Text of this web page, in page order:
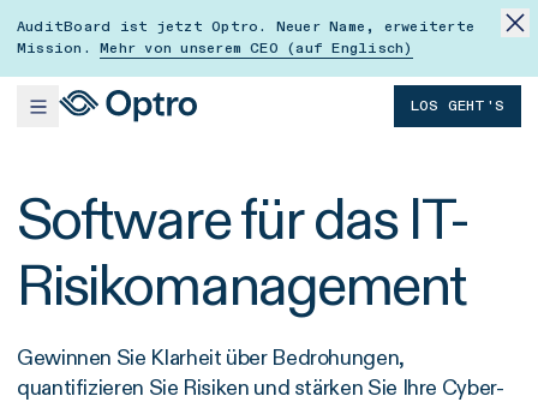
AuditBoard ist jetzt Optro. Neuer Name, erweiterte
Mission.
Mehr von unserem CEO (auf Englisch)
LOS GEHT'S
Software für das IT-
Risikomanagement
Gewinnen Sie Klarheit über Bedrohungen,
quantifizieren Sie Risiken und stärken Sie Ihre Cyber-